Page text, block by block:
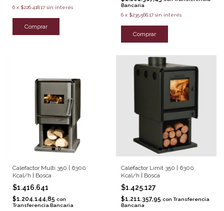
6 x $226.418,17 sin interés
Comprar
Bancaria
6 x $235.566,17 sin interés
Comprar
Calefactor Multi 350 | 6300
Kcal/h | Bosca
$1.416.641
$1.204.144,85 con
Transferencia Bancaria
Calefactor Limit 350 | 6300
Kcal/h | Bosca
$1.425.127
$1.211.357,95 con Transferencia
Bancaria